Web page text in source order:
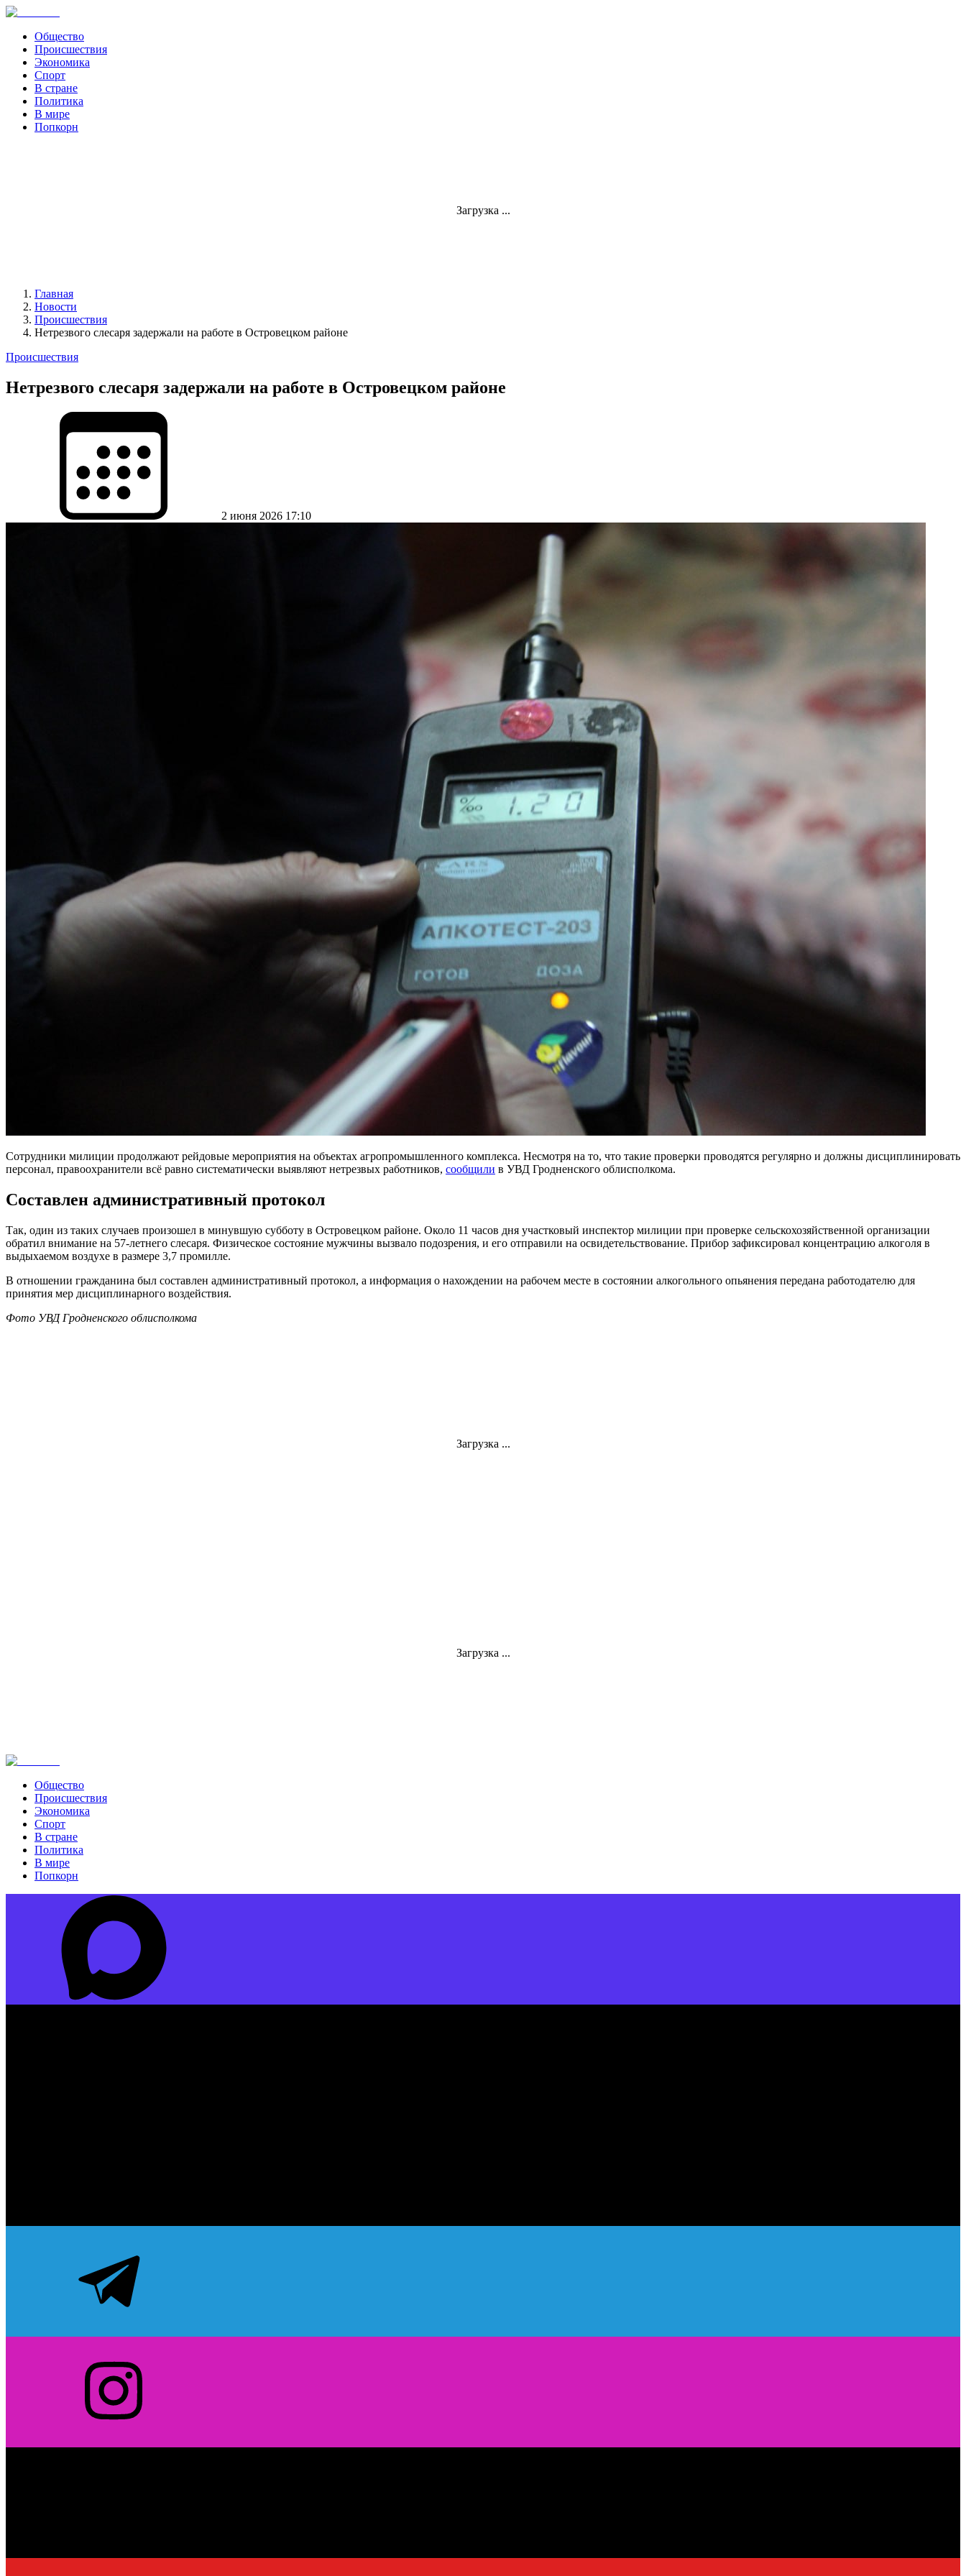
Общество
Происшествия
Экономика
Спорт
В стране
Политика
В мире
Попкорн
Загрузка ...
Главная
Новости
Происшествия
Нетрезвого слесаря задержали на работе в Островецком районе
Происшествия
Нетрезвого слесаря задержали на работе в Островецком районе
2 июня 2026 17:10
Сотрудники милиции продолжают рейдовые мероприятия на объектах агропромышленного комплекса. Несмотря на то, что такие проверки проводятся регулярно и должны дисциплинировать
персонал, правоохранители всё равно систематически выявляют нетрезвых работников, сообщили в УВД Гродненского облисполкома.
Составлен административный протокол
Так, один из таких случаев произошел в минувшую субботу в Островецком районе. Около 11 часов дня участковый инспектор милиции при проверке сельскохозяйственной организации
обратил внимание на 57-летнего слесаря. Физическое состояние мужчины вызвало подозрения, и его отправили на освидетельствование. Прибор зафиксировал концентрацию алкоголя в
выдыхаемом воздухе в размере 3,7 промилле.
В отношении гражданина был составлен административный протокол, а информация о нахождении на рабочем месте в состоянии алкогольного опьянения передана работодателю для
принятия мер дисциплинарного воздействия.
Фото УВД Гродненского облисполкома
Загрузка ...
Загрузка ...
Общество
Происшествия
Экономика
Спорт
В стране
Политика
В мире
Попкорн